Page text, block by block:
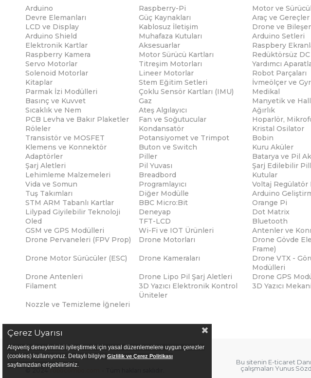
Arduino Raspberry-Pi Motor ve
Devre Elemanları
Güç Kaynakları Araç ve Gereçler
LCD ve Display
Kablosuz İletişim Drone ve
Arduino Shield
Muhafaza Kutuları Arduino Setleri
Elektronik Kartlar
Aksesuarlar Raspbery
Raspberry Kamera
Motor Sürücü Kartları Redüktörsüz
Servo Motorlar
Titreşim Motorları Yardımcı
Solenoid Motorlar
Lineer Motorlar Robot Parçaları
Kitaplar
Stem Eğitim Setleri İvmeölçer ve
Parmak İzi Modülleri
Çoklu Sensör Kartları (IMU) Medikal
Basınç ve Kuvvet
Gaz Manyetik ve
Sıcaklık ve Nem
Ateş Algılayıcı Ağırlık
PCB Levha ve Bakır Plaketler
Fan ve Soğutucular Hoparlör,
Röleler
Kondansatör Kristal Osilator
Transistör ve MOSFET
Potansiyomet ve Trimpot Bobin
Klemens ve Konnektör
Buton ve Switch Kuru Aküler
Adaptörler
Piller Batarya ve Pil
Şarj Aletleri
Pil Yuvası Şarj Edilebilir
Lehimleme Malzemeleri
Breadbord Kutular
Vida ve Somun
Programlayıcı Voltaj Regülatör
Tuş Takımları
Diğer Modülle Arduino
STM ARM Tabanlı Kartlar
BBC Micro:Bit Orange Pi
Lilypad Giyilebilir Teknoloji
Deneyap Dot Matrix
Oled
TFT-LCD Bluetooth
GSM ve GPS Modülleri
Wi-Fi ve IOT Ürünleri Antenler ve
Drone Pervaneleri (FPV Prop)
Drone Motorları
Drone Gövde
Frame)
Drone Motor Sürücüler (ESC) Drone Kameraları
Drone VTX -
Modülleri
Drone Antenleri
Drone Lipo Pil Şarj Aletleri Drone GPS
Filament
3D Yazıcı Elektronik Kontrol
Üniteler
3D Yazıcı
Nozzle ve Temizleme İğneleri
robocombo.com
Bu sitenin E-ticaret
çalışmaları Yunus
Çerez Uyarısı
Alışveriş deneyiminizi iyileştirmek için yasal düzenlemelere uygun çerezler
(cookies) kullanıyoruz. Detaylı bilgiye Gizlilik ve Çerez Politikası
sayfamızdan erişebilirsiniz.